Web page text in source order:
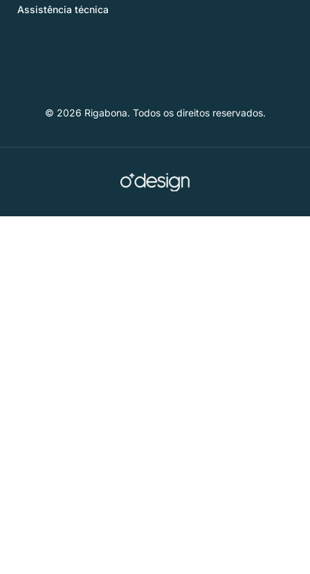
Assistência técnica
© 2026 Rigabona. Todos os direitos reservados.